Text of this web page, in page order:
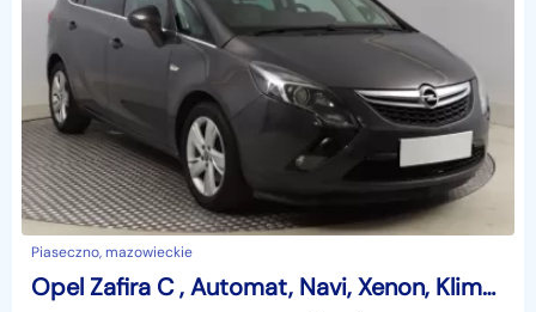
Piaseczno, mazowieckie
Opel Zafira C , Automat, Navi, Xenon, Klimatronic, Tempomat, Parktronic,